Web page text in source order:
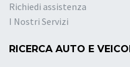
Richiedi assistenza
I Nostri Servizi
RICERCA AUTO E